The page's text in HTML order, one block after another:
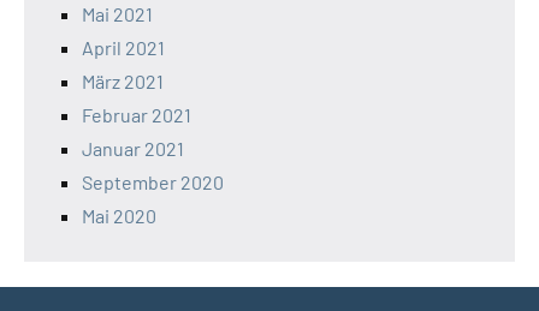
Mai 2021
April 2021
März 2021
Februar 2021
Januar 2021
September 2020
Mai 2020